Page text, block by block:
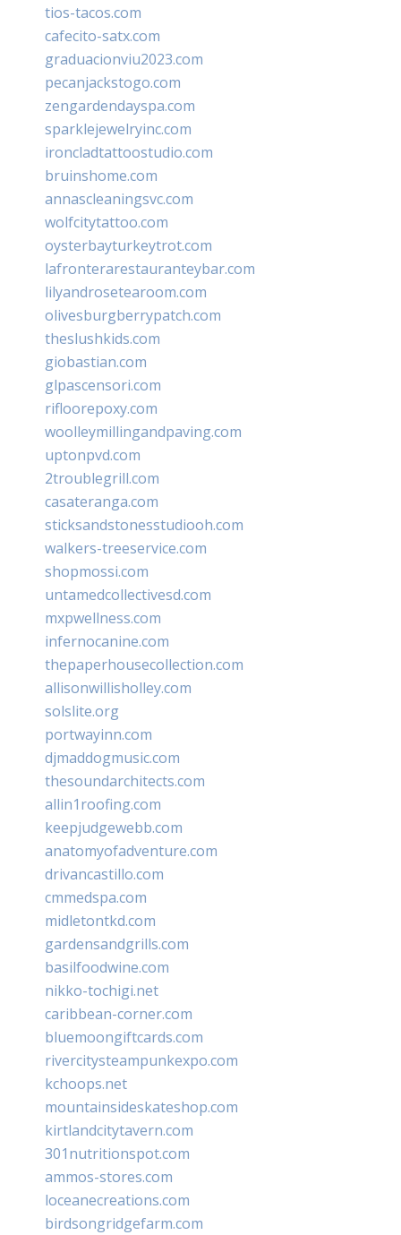
tios-tacos.com
cafecito-satx.com
graduacionviu2023.com
pecanjackstogo.com
zengardendayspa.com
sparklejewelryinc.com
ironcladtattoostudio.com
bruinshome.com
annascleaningsvc.com
wolfcitytattoo.com
oysterbayturkeytrot.com
lafronterarestauranteybar.com
lilyandrosetearoom.com
olivesburgberrypatch.com
theslushkids.com
giobastian.com
glpascensori.com
rifloorepoxy.com
woolleymillingandpaving.com
uptonpvd.com
2troublegrill.com
casateranga.com
sticksandstonesstudiooh.com
walkers-treeservice.com
shopmossi.com
untamedcollectivesd.com
mxpwellness.com
infernocanine.com
thepaperhousecollection.com
allisonwillisholley.com
solslite.org
portwayinn.com
djmaddogmusic.com
thesoundarchitects.com
allin1roofing.com
keepjudgewebb.com
anatomyofadventure.com
drivancastillo.com
cmmedspa.com
midletontkd.com
gardensandgrills.com
basilfoodwine.com
nikko-tochigi.net
caribbean-corner.com
bluemoongiftcards.com
rivercitysteampunkexpo.com
kchoops.net
mountainsideskateshop.com
kirtlandcitytavern.com
301nutritionspot.com
ammos-stores.com
loceanecreations.com
birdsongridgefarm.com